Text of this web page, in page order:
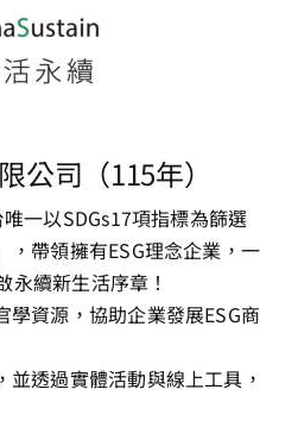
公司（115年）
一以SDGs17項指標為篩選
，帶領擁有ESG理念企業，一
永續新生活序章！
學資源，協助企業發展ESG商
並透過實體活動與線上工具，